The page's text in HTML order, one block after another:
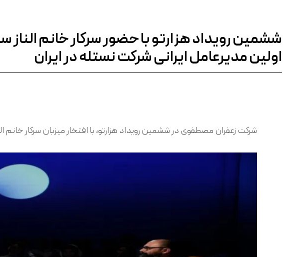
ششمین رویداد هزارتو با حضور سرکار خانم الناز
اولین مدیرعامل ایرانی شرکت نستله در ایران
شرکت زعفران مصطفوی در ششمین رویداد هزارتو، با افتخار میزبان سرکار خانم